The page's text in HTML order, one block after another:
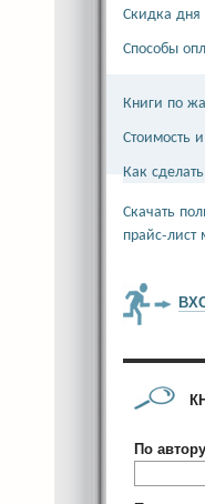
Скидка дня
Способы
Книги по
Стоимость
Как
Скачать
прайс-лист
По